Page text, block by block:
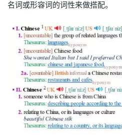
名词或形容词的词性来做搭配。